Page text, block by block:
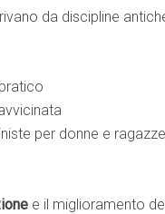
da discipline
per donne e
e il miglioramento